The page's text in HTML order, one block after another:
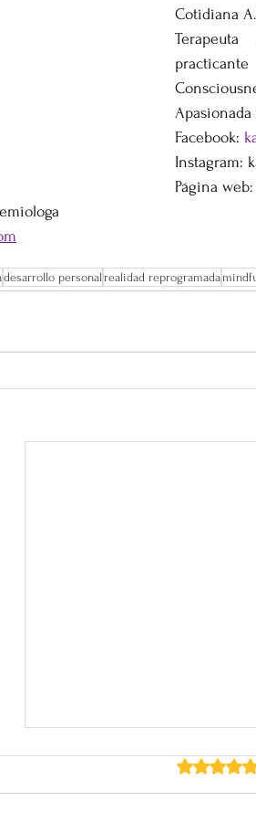
Cotidiana
Facebook:
Instagram:
Página web:
desarrollo personalrealidad reprogramada
Obtuvo 0